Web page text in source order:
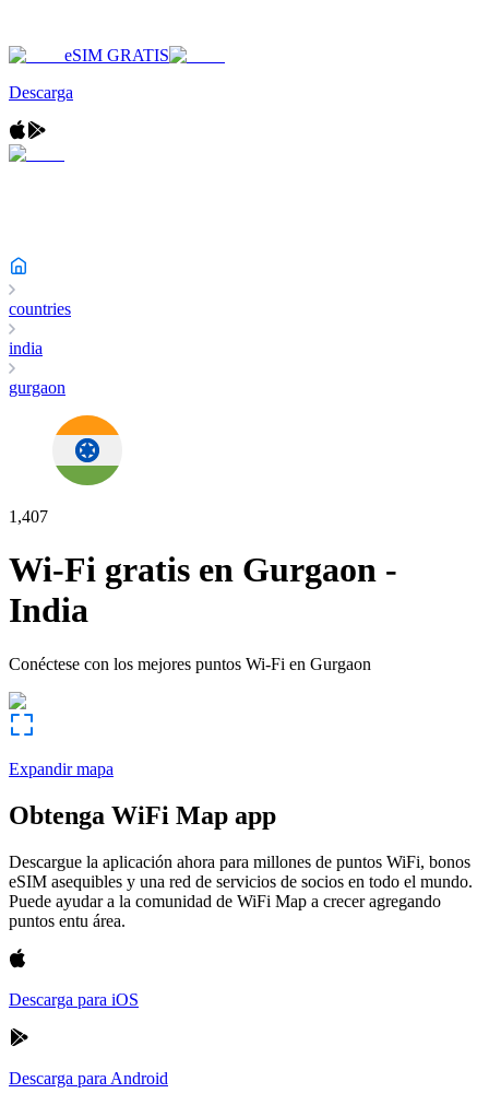
eSIM GRATIS
Descarga
countries
india
gurgaon
1,407
Wi-Fi gratis en Gurgaon -
India
Conéctese con los mejores puntos Wi-Fi en Gurgaon
Expandir mapa
Obtenga WiFi Map app
Descargue la aplicación ahora para millones de puntos WiFi, bonos
eSIM asequibles y una red de servicios de socios en todo el mundo.
Puede ayudar a la comunidad de WiFi Map a crecer agregando
puntos entu área.
Descarga para iOS
Descarga para Android